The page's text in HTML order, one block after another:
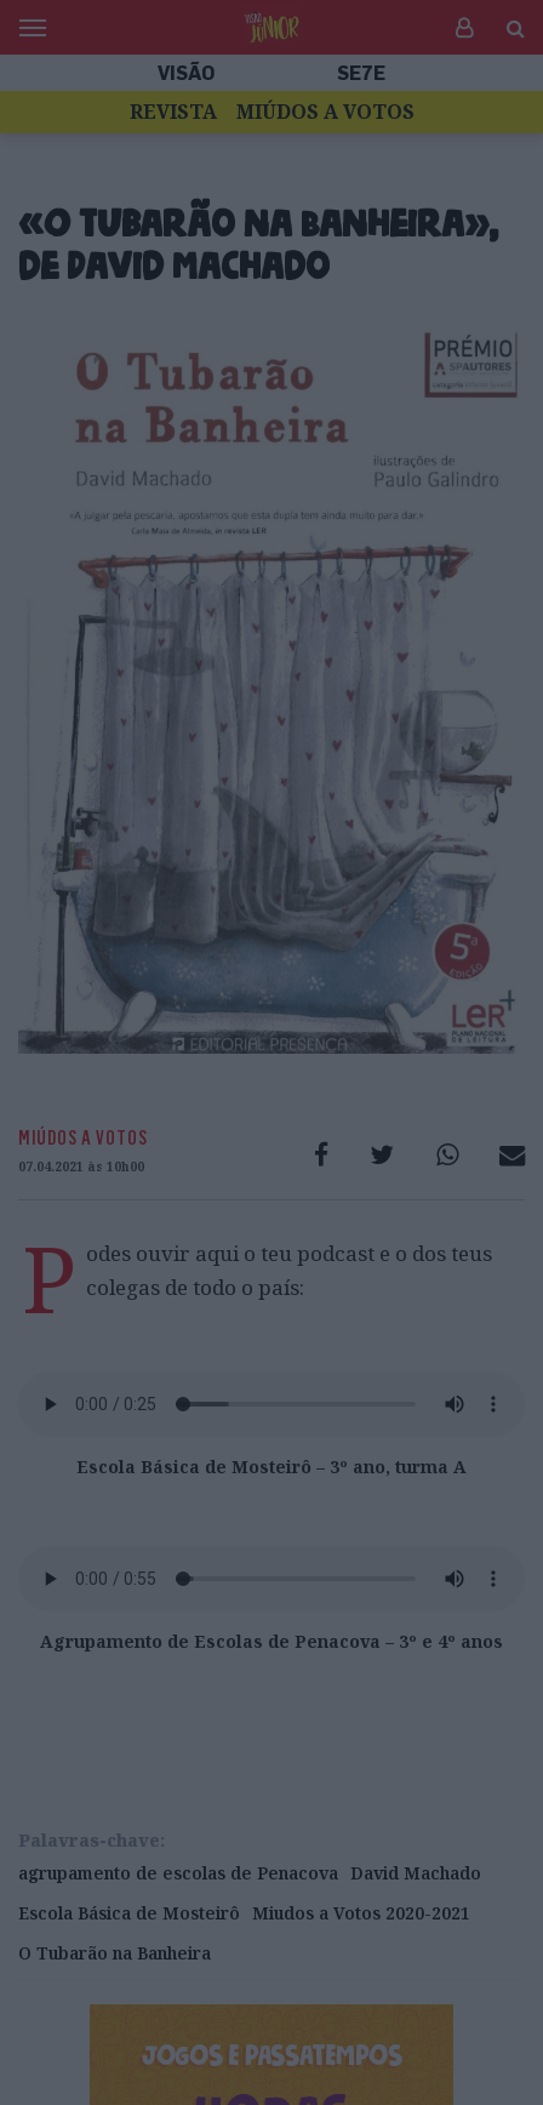
VISÃO SE7E
REVISTA MIÚDOS A VOTOS
«O Tubarão na Banheira»,
de David Machado
MIÚDOS A VOTOS
07.04.2021 às 10h00
P odes ouvir aqui o teu podcast e o dos teus
colegas de todo o país:
Escola Básica de Mosteirô – 3º ano, turma A
Agrupamento de Escolas de Penacova – 3º e 4º anos
Palavras-chave:
agrupamento de escolas de Penacova David Machado
Escola Básica de Mosteirô
Miudos a Votos 2020-2021
O Tubarão na Banheira